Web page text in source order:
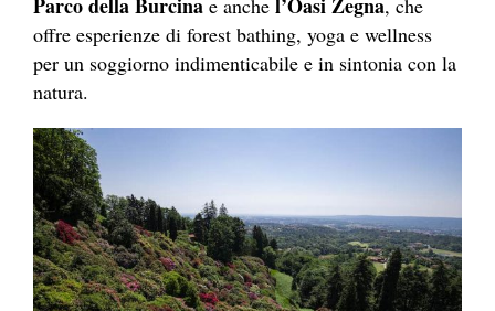
Parco della Burcina e anche l’Oasi Zegna, che
offre esperienze di forest bathing, yoga e wellness
per un soggiorno indimenticabile e in sintonia con la
natura.